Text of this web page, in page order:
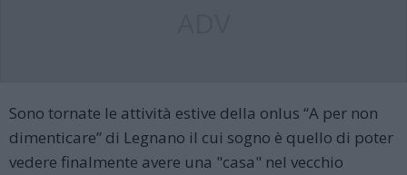
Sono tornate le attività estive della onlus “A per non
dimenticare” di Legnano il cui sogno è quello di poter
vedere finalmente avere una "casa" nel vecchio